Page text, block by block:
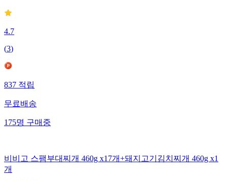
4.7
(3)
837 적립
무료배송
175명 구매중
비비고 스팸부대찌개 460g x17개+돼지고기김치찌개 460g x1
개